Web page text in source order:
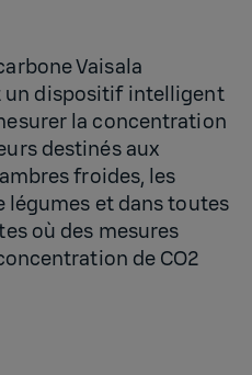
Vaisala
un dispositif intelligent
la concentration
destinés aux
froides, les
et dans toutes
où des mesures
de CO2